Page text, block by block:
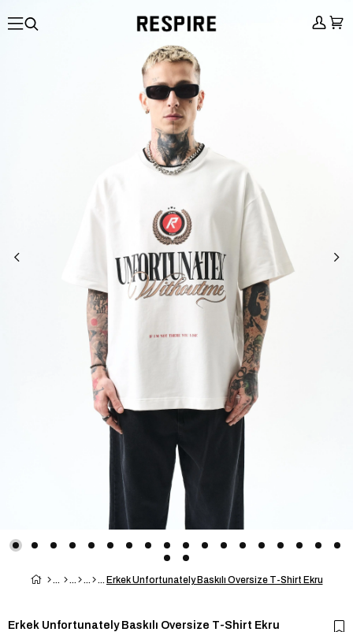
Erkek Unfortunately Baskılı Oversize T-Shirt Ekru
Erkek Unfortunately Baskılı Oversize T-Shirt Ekru